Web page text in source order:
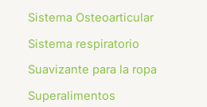
Sistema Osteoarticular
Sistema respiratorio
⁠Suavizante para la ropa
Superalimentos